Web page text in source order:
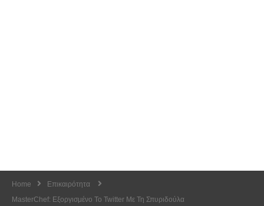
Home
Επικαιρότητα
MasterChef: Εξοργισμένο Το Twitter Με Τη Σπυριδούλα